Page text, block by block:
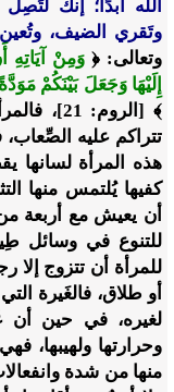
الله أبدًا؛ إنك
وتَقري الضيف،
وتعالى: ﴿ وَمِنْ آيَاتِهِ
إِلَيْهَا وَجَعَلَ بَيْنَكُمْ
﴾ [الروم:
تتراكم عليه الصِّعاب،
هذه المرأة لسانها
كفيها يُلتمس منها
أن يعيش مع أربعة
للتنوع في وسائل
للمرأة أن تتزوج إلا
أو طلاق، فالغَيرة
لغيره، في حين أن
وحرارتها ولهيبها،
منها من شدة